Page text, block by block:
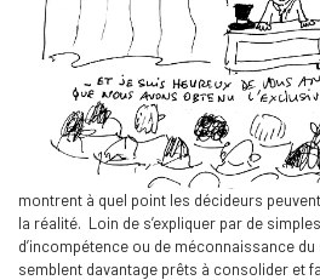
montrent à quel point les décideurs
la réalité. Loin de s’expliquer par de
d’incompétence ou de méconnaissance
semblent davantage prêts à consolider et